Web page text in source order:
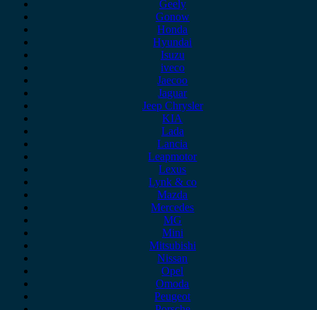
Geely
Gonow
Honda
Hyundai
Isuzu
iveco
Jaecoo
Jaguar
Jeep Chrysler
KIA
Lada
Lancia
Leapmotor
Lexus
Lynk & co
Mazda
Mercedes
MG
Mini
Mitsubishi
Nissan
Opel
Omoda
Peugeot